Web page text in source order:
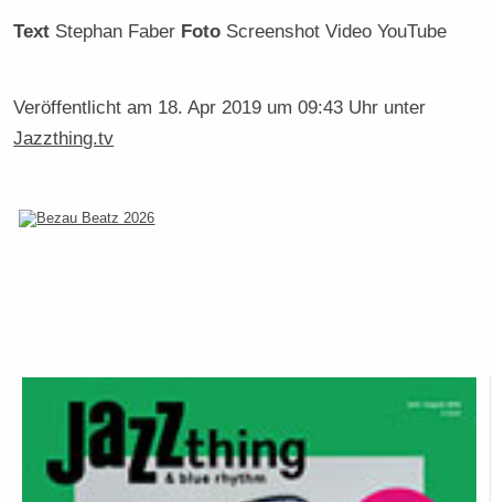
Text Stephan Faber Foto Screenshot Video YouTube
Veröffentlicht am 18. Apr 2019 um 09:43 Uhr unter
Jazzthing.tv